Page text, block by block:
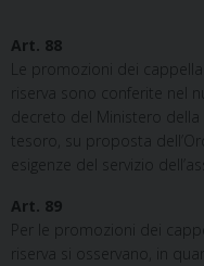
Art. 88
Le promozioni dei
riserva sono conferite nel
decreto del Ministero
tesoro, su proposta
esigenze del servizio
Art. 89
Per le promozioni dei
riserva si osservano, in